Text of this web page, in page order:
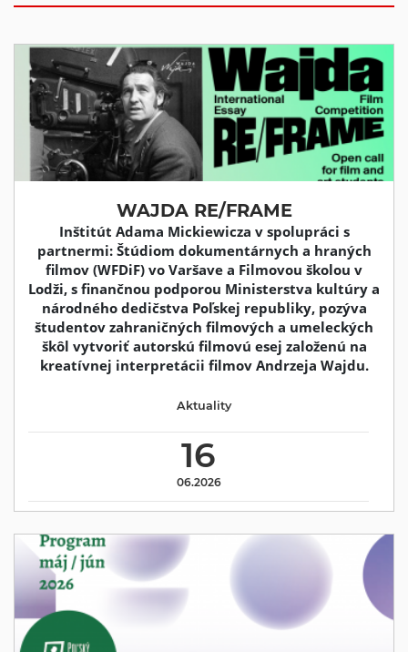
WAJDA RE/FRAME
Inštitút Adama Mickiewicza v spolupráci s
partnermi: Štúdiom dokumentárnych a hraných
filmov (WFDiF) vo Varšave a Filmovou školou v
Lodži, s finančnou podporou Ministerstva kultúry a
národného dedičstva Poľskej republiky, pozýva
študentov zahraničných filmových a umeleckých
škôl vytvoriť autorskú filmovú esej založenú na
kreatívnej interpretácii filmov Andrzeja Wajdu.
16
06.2026
Aktuality